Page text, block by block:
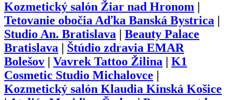
Kozmetický salón Žiar nad Hronom
Tetovanie obočia Aďka Banská Bystrica
Studio An. Bratislava
Beauty Palace
Bratislava
Štúdio zdravia EMAR
Bolešov
Vavrek Tattoo Žilina
K1
Cosmetic Studio Michalovce
Kozmetický salón Klaudia Kinská Košice